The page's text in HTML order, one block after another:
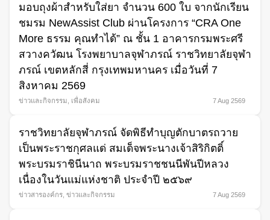
มอบถุงผ้าสำหรับใส่ยา จำนวน 600 ใบ จากนักเรียน
ชมรม NewAssist Club ผ่านโครงการ “CRA One
More ธรรม คุณทำได้” ณ ชั้น 1 อาคารกรมพระศรี
สวางควัฒน โรงพยาบาลจุฬาภรณ์ ราชวิทยาลัยจุฬา
ภรณ์ เขตหลักสี่ กรุงเทพมหานคร เมื่อวันที่ 7
สิงหาคม 2569
ข่าวและกิจกรรม เพื่อสังคม 7 Aug 2569
ราชวิทยาลัยจุฬาภรณ์ จัดพิธีทำบุญตักบาตรถวาย
เป็นพระราชกุศลแด่ สมเด็จพระนางเจ้าสิริกิตติ์
พระบรมราชินีนาถ พระบรมราชชนนีพันปีหลวง
เนื่องในวันแม่แห่งชาติ ประจำปี ๒๕๖๙
ข่าวสารองค์กร ข่าวและกิจกรรม 7 Aug 2569